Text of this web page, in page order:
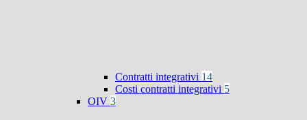
Contratti integrativi 14
Costi contratti integrativi 5
OIV 3